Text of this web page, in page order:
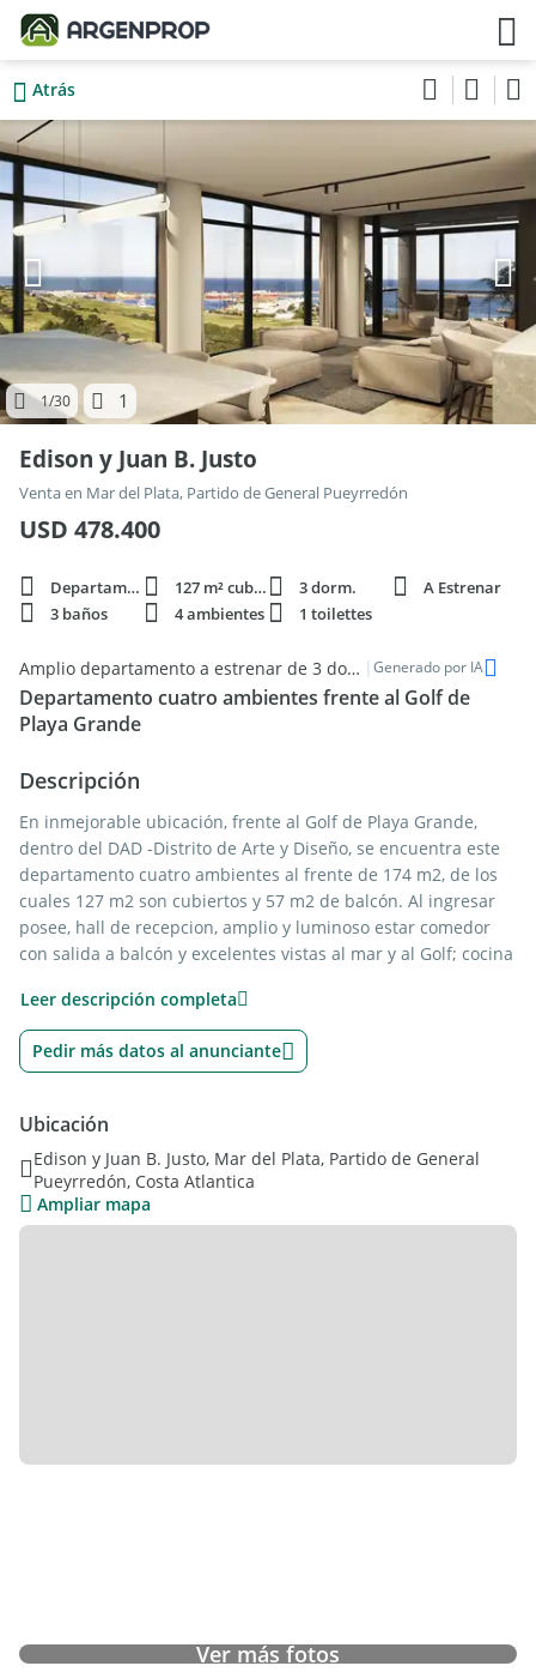
Atrás
1/30 1
Edison y Juan B. Justo
Venta en Mar del Plata, Partido de General Pueyrredón
USD 478.400
Departamento 127 m² cubie. 3 dorm.
A Estrenar
3 baños
4 ambientes 1 toilettes
Amplio departamento a estrenar de 3 dormitorios en venta en Mar del Plata | Generado por IA
Departamento cuatro ambientes frente al Golf de
Playa Grande
Descripción
En inmejorable ubicación, frente al Golf de Playa Grande,
dentro del DAD -Distrito de Arte y Diseño, se encuentra este
departamento cuatro ambientes al frente de 174 m2, de los
cuales 127 m2 son cubiertos y 57 m2 de balcón. Al ingresar
posee, hall de recepcion, amplio y luminoso estar comedor
con salida a balcón y excelentes vistas al mar y al Golf; cocina
tres comodos dormitorios en suite con salida a balcón.
Ademas posee detalles de estilo y confort; y acceso a los
excelentes amenities que el edificio ofrece, tales como: SUM,
Leer descripción completa
Pedir más datos al anunciante
Ubicación
Edison y Juan B. Justo, Mar del Plata, Partido de General
Pueyrredón, Costa Atlantica
Ampliar mapa
Ver más fotos